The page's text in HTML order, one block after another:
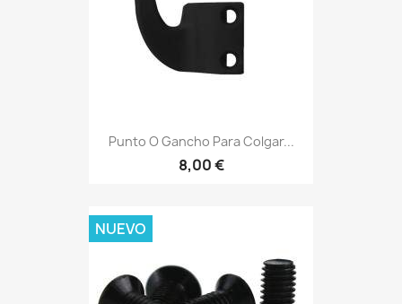
Punto O Gancho Para Colgar...
8,00 €
NUEVO